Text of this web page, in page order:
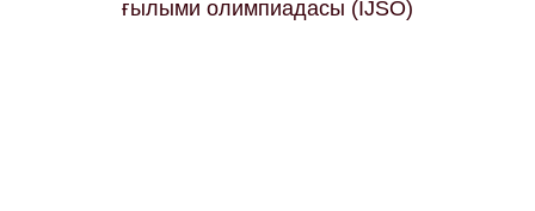
ғылыми олимпиадасы (IJSO)